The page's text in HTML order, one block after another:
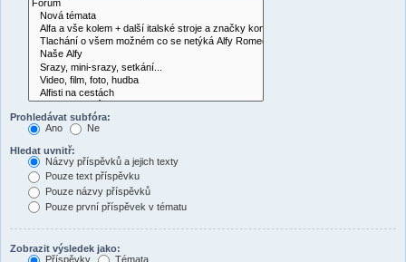
Prohledávat subfóra:
Ano
Ne
Hledat uvnitř:
Názvy příspěvků a jejich texty
Pouze text příspěvku
Pouze názvy příspěvků
Pouze první příspěvek v tématu
Zobrazit výsledek jako:
Příspěvky
Témata